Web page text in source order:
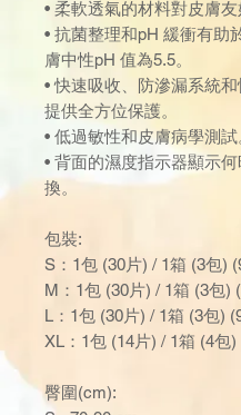
• 柔軟透氣的材料對皮膚友
• 抗菌整理和pH 緩衝有助
膚中性pH 值為5.5。
• 快速吸收、防滲漏系統
提供全方位保護。
• 低過敏性和皮膚病學測試
• 背面的濕度指示器顯示
換。
包裝:
S：1包 (30片) / 1箱 (3包)
M：1包 (30片) / 1箱 (3包)
L：1包 (30片) / 1箱 (3包)
XL：1包 (14片) / 1箱 (4包)
臀圍(cm):